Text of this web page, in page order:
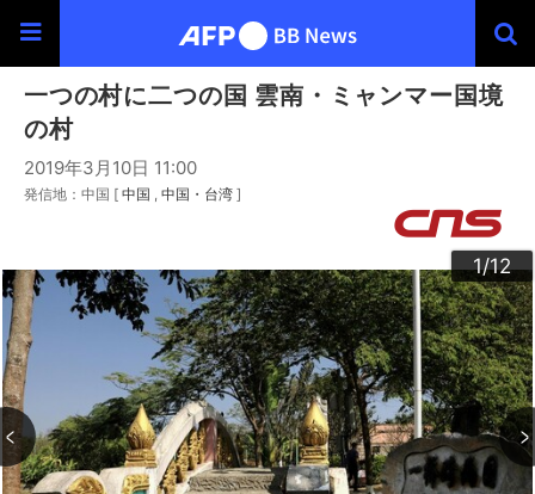
一つの村に二つの国 雲南・ミャンマー国境
の村
2019年3月10日 11:00
発信地：中国 [ 中国 中国・台湾 ]
1/12
2/12
3/12
4/12
5/12
6/12
7/12
8/12
9/12
10/12
11/12
12/12